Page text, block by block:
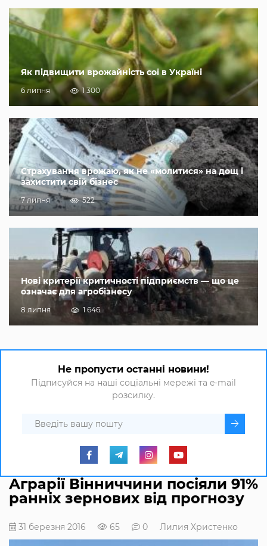
Як підвищити врожайність сої в Україні
6 липня 1 300
Страхування врожаю, як не «молитися» на дощ і
захистити свій бізнес
7 липня 522
Нові критерії критичності підприємств — що це
означає для агробізнесу
8 липня 1 646
Не пропусти останні новини!
Підписуйся на наші соціальні мережі та e-mail
розсилку.
Аграрії Вінниччини посіяли 91%
ранніх зернових від прогнозу
31 березня 2016 65 0 Лилия Христенко